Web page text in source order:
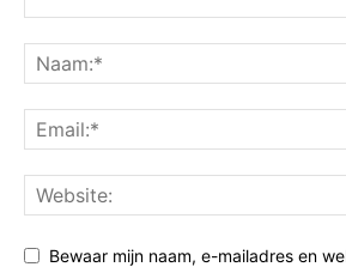
Bewaar mijn naam, e-mailadres en